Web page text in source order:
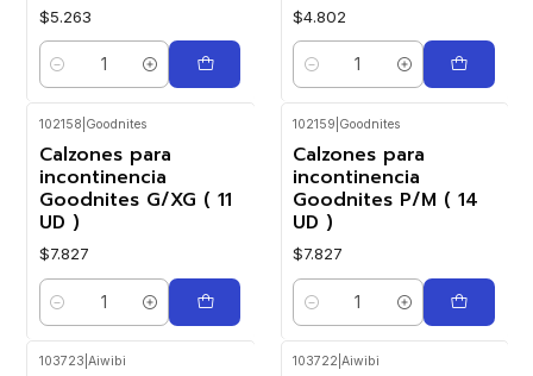
$5.263
Cantidad
$4.802
Cantidad
102158 Goodnites
Calzones para
incontinencia
Goodnites G/XG ( 11
UD )
$7.827
Cantidad
102159 Goodnites
Calzones para
incontinencia
Goodnites P/M ( 14
UD )
$7.827
Cantidad
103723 Aiwibi 103722 Aiwibi